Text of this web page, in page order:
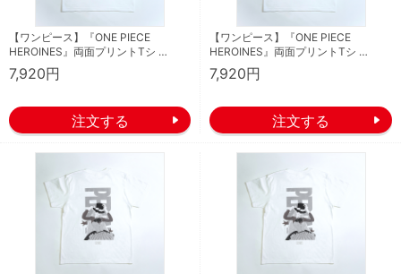
【ワンピース】『ONE PIECE
HEROINES』両面プリントTシ …
7,920円
【ワンピース】『ONE PIECE
HEROINES』両面プリントTシ …
7,920円